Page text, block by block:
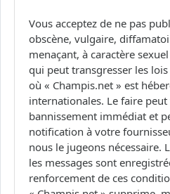
Vous acceptez de ne pas
obscène, vulgaire,
menaçant, à caractère
qui peut transgresser les
où « Champis.net » est
internationales. Le faire
bannissement immédiat et
notification à votre
nous le jugeons nécessaire.
les messages sont
renforcement de ces